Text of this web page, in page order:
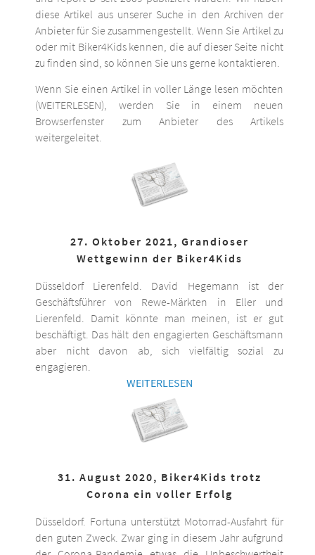
diese Artikel aus unserer Suche in den Archiven der
Anbieter für Sie zusammengestellt. Wenn Sie Artikel zu
oder mit Biker4Kids kennen, die auf dieser Seite nicht
zu finden sind, so können Sie uns gerne kontaktieren.
Wenn Sie einen Artikel in voller Länge lesen möchten
(WEITERLESEN), werden Sie in einem neuen
Browserfenster zum Anbieter des Artikels
weitergeleitet.
27. Oktober 2021, Grandioser
Wettgewinn der Biker4Kids
Düsseldorf Lierenfeld. David Hegemann ist der
Geschäftsführer von Rewe-Märkten in Eller und
Lierenfeld. Damit könnte man meinen, ist er gut
beschäftigt. Das hält den engagierten Geschäftsmann
aber nicht davon ab, sich vielfältig sozial zu
engagieren.
WEITERLESEN
31. August 2020, Biker4Kids trotz
Corona ein voller Erfolg
Düsseldorf. Fortuna unterstützt Motorrad-Ausfahrt für
den guten Zweck. Zwar ging in diesem Jahr aufgrund